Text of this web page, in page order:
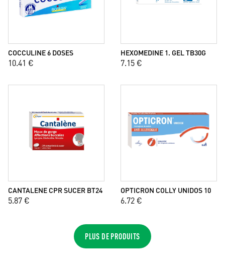
COCCULINE 6 DOSES
10.41 €
HEXOMEDINE 1. GEL TB30G
7.15 €
CANTALENE CPR SUCER BT24
5.87 €
OPTICRON COLLY UNIDOS 10
6.72 €
PLUS DE PRODUITS